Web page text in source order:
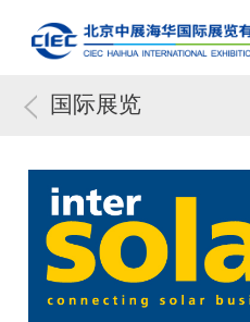
国际展览